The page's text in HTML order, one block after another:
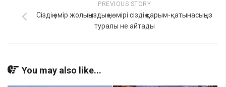
PREVIOUS STORY
Сіздің өмір жолыңыздың нөмірі сіздің қарым-қатынасыңыз
туралы не айтады
You may also like...